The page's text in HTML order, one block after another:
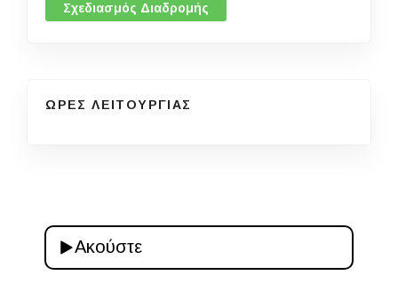
Σχεδιασμός Διαδρομής
ΩΡΕΣ ΛΕΙΤΟΥΡΓΙΑΣ
Ακούστε